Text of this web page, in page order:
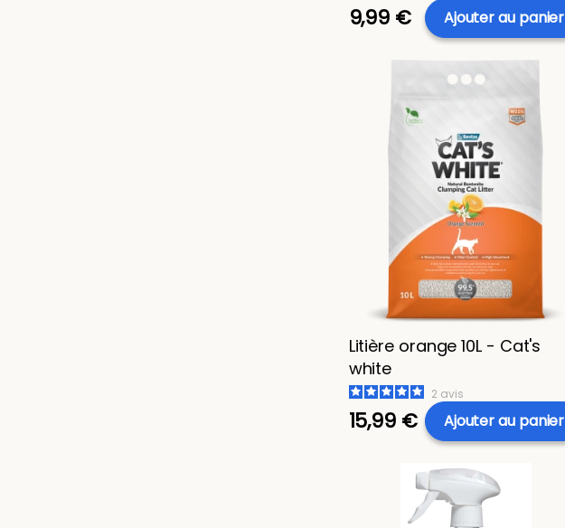
9,99 € Ajouter au panier
Litière orange 10L - Cat's
white
2 avis
15,99 € Ajouter au panier